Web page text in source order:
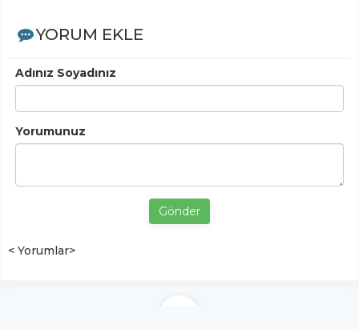
YORUM EKLE
Adınız Soyadınız
Yorumunuz
Gönder
< Yorumlar>